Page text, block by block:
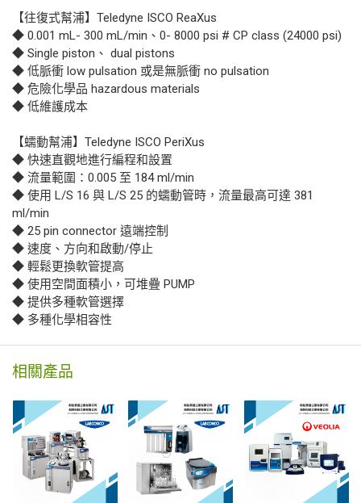
【往復式幫浦】Teledyne ISCO ReaXus
◆ 0.001 mL- 300 mL/min、0- 8000 psi # CP class (24000 psi)
◆ Single piston、 dual pistons
◆ 低脈衝 low pulsation 或是無脈衝 no pulsation
◆ 危險化學品 hazardous materials
◆ 低維護成本
【蠕動幫浦】Teledyne ISCO PeriXus
◆ 快速直觀地進行編程和設置
◆ 流量範圍：0.005 至 184 ml/min
◆ 使用 L/S 16 與 L/S 25 的蠕動管時，流量最高可達 381
ml/min
◆ 25 pin connector 遠端控制
◆ 速度、方向和啟動/停止
◆ 輕鬆更換軟管提高
◆ 使用空間面積小，可堆疊 PUMP
◆ 提供多種軟管選擇
◆ 多種化學相容性
相關產品